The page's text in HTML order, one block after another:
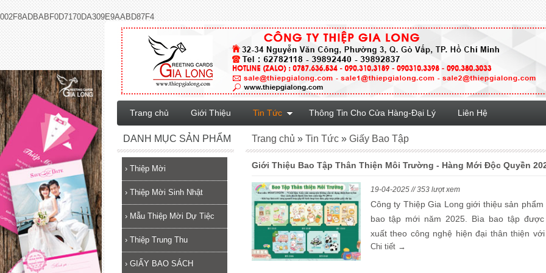
002F8ADBABF0D7170DA309E9AABD87F4
Giới Thiệu Bao Tập Thân Thiện Môi Trường - Hàng Mới Độc Quyền
19-04-2025 // 353 lượt xem
Công ty Thiệp Gia Long giới thiệu sản phẩm
bao tập mới năm 2025. Bìa bao tập được
xuất theo công nghệ hiện đại thân thiện
trường. Có nhiều mẫu dễ thương, bắt mắt,
Chi tiết →
Trang chủ »Tin Tức »Giấy Bao Tập
DANH MỤC SẢN PHẨM
› Thiệp Mời
› Thiệp Mời Sinh Nhật
› Mẫu Thiệp Mời Dự Tiệc
› Thiệp Trung Thu
› GIẤY BAO SÁCH
Trang chủ Giới Thiệu Tin Tức Thông Tin Cho Cửa Hàng-Đại Lý Liên Hệ